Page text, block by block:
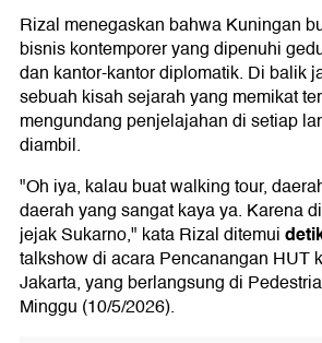
Rizal menegaskan bahwa Kuningan
bisnis kontemporer yang dipenuhi
dan kantor-kantor diplomatik. Di balik
sebuah kisah sejarah yang memikat
mengundang penjelajahan di setiap
diambil.
"Oh iya, kalau buat walking tour,
daerah yang sangat kaya ya. Karena
jejak Sukarno," kata Rizal ditemui
talkshow di acara Pencanangan HUT
Jakarta, yang berlangsung di
Minggu (10/5/2026).